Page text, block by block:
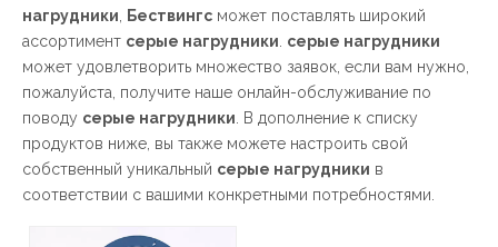
нагрудники
Бествингс может поставлять широкий
ассортимент серые нагрудники серые нагрудники
может удовлетворить множество заявок, если вам нужно,
пожалуйста, получите наше онлайн-обслуживание по
поводу серые нагрудники . В дополнение к списку
продуктов ниже, вы также можете настроить свой
собственный уникальный серые нагрудники в
соответствии с вашими конкретными потребностями.